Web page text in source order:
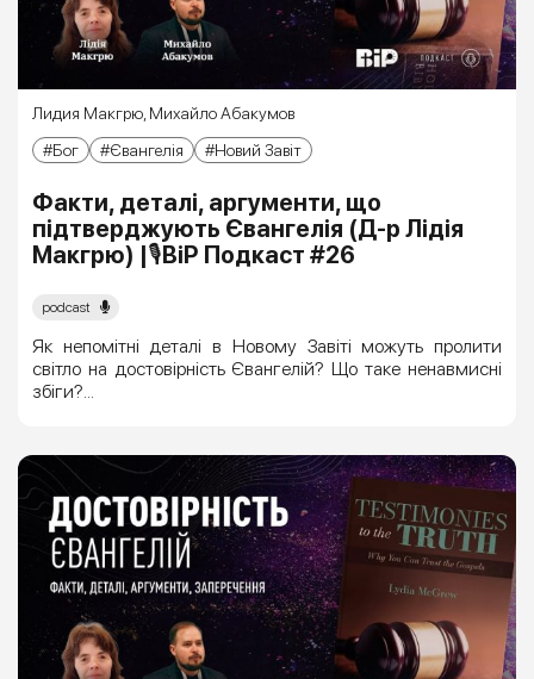
Лидия Макгрю,Михайло Абакумов
Бог
Євангелія Новий Завіт
Факти, деталі, аргументи, що
підтверджують Євангелія (Д-р Лідія
Макгрю) |🎙ВіР Подкаст #26
podcast
Як непомітні деталі в Новому Завіті можуть пролити
світло на достовірність Євангелій? Що таке ненавмисні
збіги?...